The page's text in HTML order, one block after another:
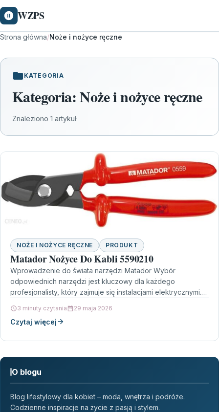
WZPS
Strona główna/Noże i nożyce ręczne
KATEGORIA
Kategoria:Noże i nożyce ręczne
Znaleziono 1 artykuł
NOŻE I NOŻYCE RĘCZNE PRODUKT
Matador Nożyce Do Kabli 5590210
Wprowadzenie do świata narzędzi Matador Wybór
odpowiednich narzędzi jest kluczowy dla każdego
profesjonalisty, który zajmuje się instalacjami elektrycznymi.
3 minuty czytania 29 maja 2026
Czytaj więcej
O blogu
Blog lifestylowy dla kobiet – moda, wnętrza i podróże.
Codzienne inspiracje na życie z pasją i stylem.